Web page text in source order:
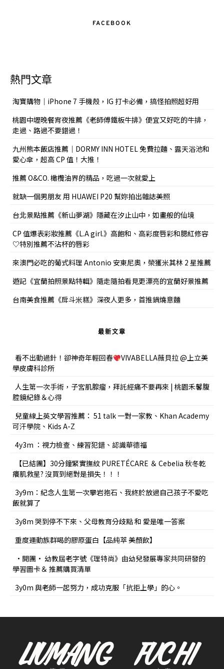
FACEBOOK
熱門文章
淘寶購物｜iPhone 7 手機殼，IG 打卡必備，搞怪拍照超好用
桃園中壢晚餐宵夜推薦《老師傅鐵板牛排》便宜又好吃的牛排，
走過、路過不要錯過！
九州熊本飯店推薦｜DORMY INN HOTEL 免費拉麵、露天浴池和
愛心傘，超高 CP 值！大推！
推薦 O&CO. 橄欖油界的精品，吃過一次就愛上
就缺一個男朋友 用 HUAWEI P20 幫妳拍出雜誌美照
台北景點推薦《新山夢湖》隱藏在汐止山中，如畫般的仙境
CP 值爆表彩妝推薦《L.A girl.》高飽和、高彩度唇彩和腮紅修容
♡特別推薦不沾杯的唇彩
來澳門必吃的葡式料理 Antonio 安東尼奧，榮獲米其林 2 星推薦
遊記《宜蘭拍照景點特輯》隨走隨拍看見更漂亮的宜蘭好景推薦
台南美食推薦《戽斗米糕》深夜人更多，首推鍋燒意麵
最新文章
看不出動過針！卻神奇年輕回春
VIVABELLA薇貝拉 @上立美
學皮膚科診所
人生第一次手術，子宮肌腺瘤，拜託經痛不要再來 | 桃園禾馨腹
腔鏡紀錄＆心得
兒童線上英文學習推薦： 51 talk 一對一家教、Khan Academy
可汗學院、Kids A-Z
4y3m ：視力檢查、練習犯錯、認識華德福
【已結團】30分鐘緊實撫紋 PURETÉCARE ＆ Cebelia 秋冬乾
癢肌救星? 沒買到絕對是損失！！！
3y9m：紀念人生第一次攀岩抱石、我終於放過自己孩子不愛吃
飯就算了
3y8m 哭到停不下來、父母教育分歧點 和 愛是唯一答案
重度運動族群喝的膠原蛋白【品純萃 美顏飲】
•開團• 幼教屆老字號《理特尚》由幼兒發展專家共同研發的
學習圖卡＆ 推薦購買清單
3y0m 與老師一起努力，成功克服「抗拒上學」的心。